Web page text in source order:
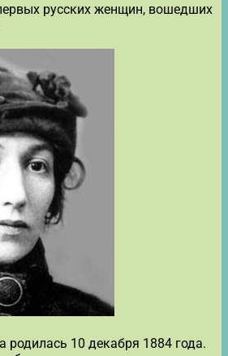
русских женщин, вошедших
родилась 10 декабря 1884 года.